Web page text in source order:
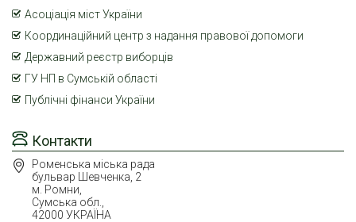
Контакти
Роменська міська рада
бульвар Шевченка, 2
м. Ромни,
Сумська обл.,
42000 УКРАЇНА
Асоціація міст України
Координаційний центр з надання правової допомоги
Державний реєстр виборців
ГУ НП в Сумській області
Публічні фінанси України